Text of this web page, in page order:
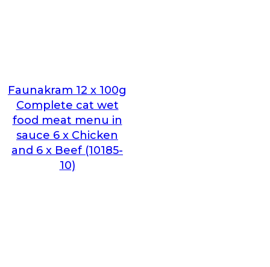
Faunakram 12 x 100g
Complete cat wet
food meat menu in
sauce 6 x Chicken
and 6 x Beef (10185-
10)